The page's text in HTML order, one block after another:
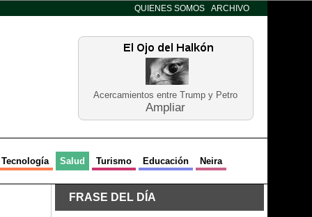
QUIENES SOMOS ARCHIVO
Acercamientos entre Trump y Petro
Ampliar
Tecnología Salud Turismo Educación Neira
FRASE DEL DÍA